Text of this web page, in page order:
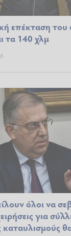
επέκταση του
τα 140 χλμ
όλοι να
για